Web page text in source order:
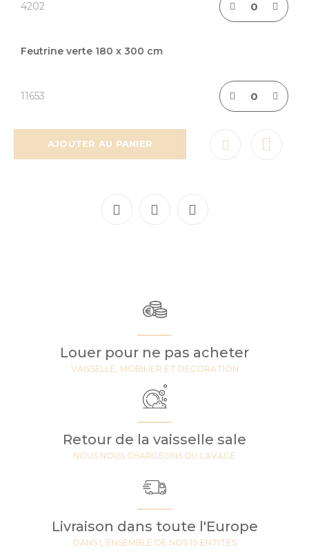
4202
Feutrine verte 180 x 300 cm
11653
AJOUTER AU PANIER
Louer pour ne pas acheter
VAISSELLE, MOBILIER ET DECORATION
Retour de la vaisselle sale
NOUS NOUS CHARGEONS DU LAVAGE
Livraison dans toute l'Europe
DANS L'ENSEMBLE DE NOS 19 ENTITES